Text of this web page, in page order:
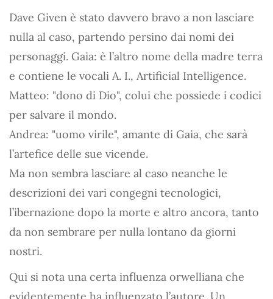
Dave Given è stato davvero bravo a non lasciare
nulla al caso, partendo persino dai nomi dei
personaggi. Gaia: è l’altro nome della madre terra
e contiene le vocali A. I., Artificial Intelligence.
Matteo: "dono di Dio", colui che possiede i codici
per salvare il mondo.
Andrea: "uomo virile", amante di Gaia, che sarà
l’artefice delle sue vicende.
Ma non sembra lasciare al caso neanche le
descrizioni dei vari congegni tecnologici,
l’ibernazione dopo la morte e altro ancora, tanto
da non sembrare per nulla lontano da giorni
nostri.
Qui si nota una certa influenza orwelliana che